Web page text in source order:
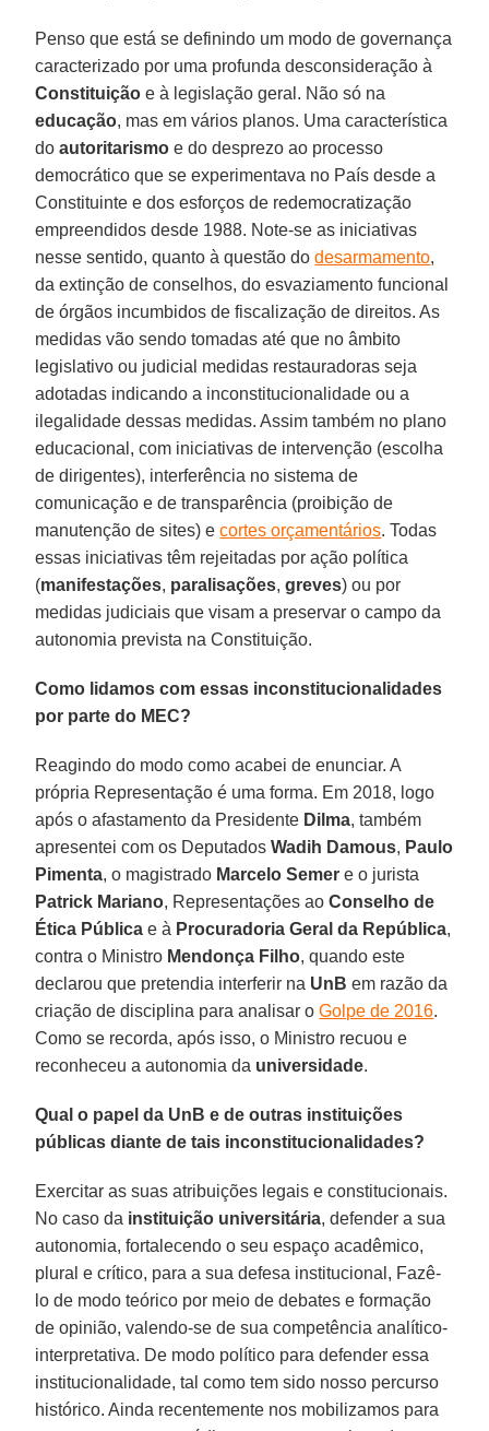
Penso que está se definindo um modo de governança
caracterizado por uma profunda desconsideração à
Constituição e à legislação geral. Não só na
educação, mas em vários planos. Uma característica
doautoritarismo e do desprezo ao processo
democrático que se experimentava no País desde a
Constituinte e dos esforços de redemocratização
empreendidos desde 1988. Note-se as iniciativas
nesse sentido, quanto à questão dodesarmamento,
da extinção de conselhos, do esvaziamento funcional
de órgãos incumbidos de fiscalização de direitos. As
medidas vão sendo tomadas até que no âmbito
legislativo ou judicial medidas restauradoras seja
adotadas indicando a inconstitucionalidade ou a
ilegalidade dessas medidas. Assim também no plano
educacional, com iniciativas de intervenção (escolha
de dirigentes), interferência no sistema de
comunicação e de transparência (proibição de
manutenção de sites) ecortes orçamentários. Todas
essas iniciativas têm rejeitadas por ação política
(manifestações, paralisações,greves) ou por
medidas judiciais que visam a preservar o campo da
autonomia prevista na Constituição.
Como lidamos com essas inconstitucionalidades
por parte do MEC?
Reagindo do modo como acabei de enunciar. A
própria Representação é uma forma. Em 2018, logo
após o afastamento da Presidente Dilma, também
apresentei com os DeputadosWadih Damous, Paulo
Pimenta, o magistrado Marcelo Semer e o jurista
Patrick Mariano, Representações aoConselho de
Ética Pública e à Procuradoria Geral da República,
contra o Ministro Mendonça Filho, quando este
declarou que pretendia interferir na UnB em razão da
criação de disciplina para analisar oGolpe de 2016.
Como se recorda, após isso, o Ministro recuou e
reconheceu a autonomia da universidade.
Qual o papel da UnB e de outras instituições
públicas diante de tais inconstitucionalidades?
Exercitar as suas atribuições legais e constitucionais.
No caso da instituição universitária, defender a sua
autonomia, fortalecendo o seu espaço acadêmico,
plural e crítico, para a sua defesa institucional, Fazê-
lo de modo teórico por meio de debates e formação
de opinião, valendo-se de sua competência analítico-
interpretativa. De modo político para defender essa
institucionalidade, tal como tem sido nosso percurso
histórico. Ainda recentemente nos mobilizamos para